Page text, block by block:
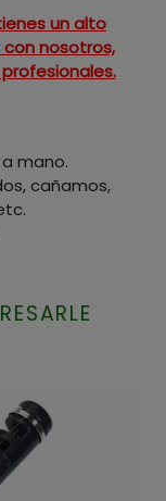
un alto
con nosotros,
mano.
cañamos,